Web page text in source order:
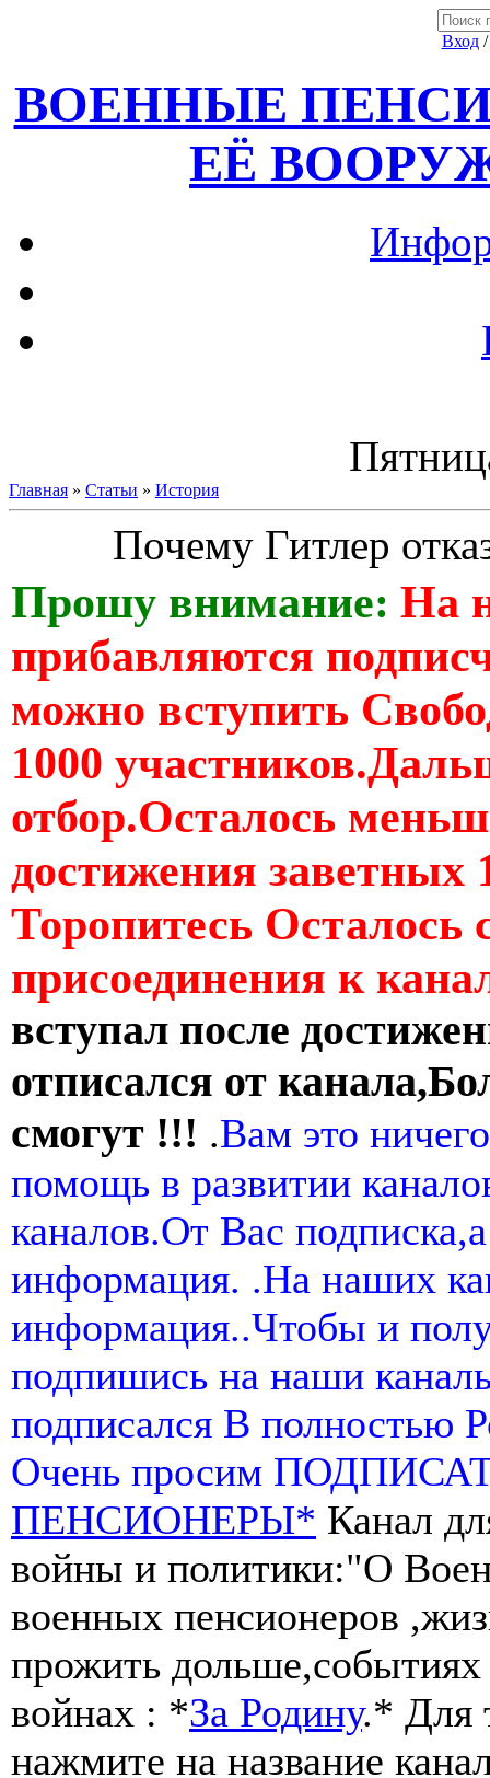
Вход
ВОЕННЫЕ
ЕЁ
Главная » Статьи » История
Почему Гитлер
Прошу внимание: На
прибавляются
можно вступить
1000
отбор.Осталось
достижения заветных
Торопитесь Осталось
присоединения к
вступал после
отписался от
смогут !!! .Вам это
помощь в развитии
каналов.От Вас
информация. .На наших
информация..Чтобы и
подпишись на наши
подписался В полностью
Очень просим
ПЕНСИОНЕРЫ* Канал
войны и политики:"О
военных пенсионеров
прожить
войнах : *За Родину.* Для
нажмите на название